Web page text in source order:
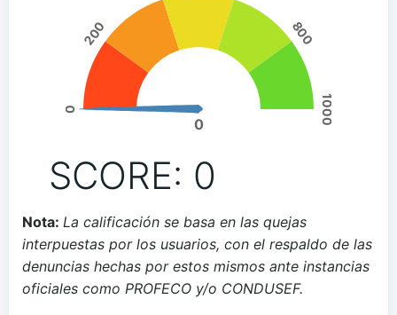
0
200 800
1000
0
SCORE: 0
Nota: La calificación se basa en las quejas
interpuestas por los usuarios, con el respaldo de las
denuncias hechas por estos mismos ante instancias
oficiales como PROFECO y/o CONDUSEF.